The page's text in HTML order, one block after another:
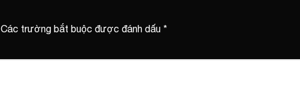
Các trường bắt buộc được đánh dấu *